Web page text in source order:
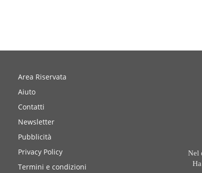
Area Riservata
Aiuto
Contatti
Newsletter
Pubblicità
Privacy Policy
Termini e condizioni
Nel